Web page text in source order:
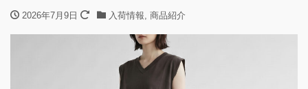
2026年7月9日 入荷情報, 商品紹介